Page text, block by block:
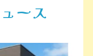
ース